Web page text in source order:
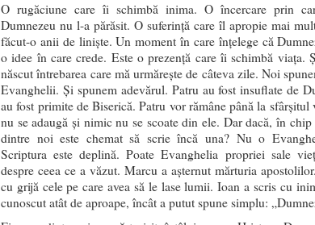
O rugăciune care îi schimbă inima. O încercare prin
Dumnezeu nu l-a părăsit. O suferință care îl apropie mai
făcut-o anii de liniște. Un moment în care înțelege că
o idee în care crede. Este o prezență care îi schimbă viața.
născut întrebarea care mă urmărește de câteva zile. Noi
Evanghelii. Și spunem adevărul. Patru au fost insuflate de
au fost primite de Biserică. Patru vor rămâne până la
nu se adaugă și nimic nu se scoate din ele. Dar dacă, în
dintre noi este chemat să scrie încă una? Nu o
Scriptura este deplină. Poate Evanghelia propriei sale
despre ceea ce a văzut. Marcu a așternut mărturia
cu grijă cele pe care avea să le lase lumii. Ioan a scris cu
cunoscut atât de aproape, încât a putut spune simplu: